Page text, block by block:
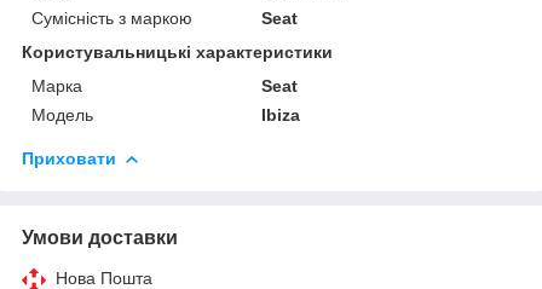
Сумісність з маркою
Seat
Користувальницькі характеристики
Марка
Seat
Модель
Ibiza
Приховати
Умови доставки
Нова Пошта